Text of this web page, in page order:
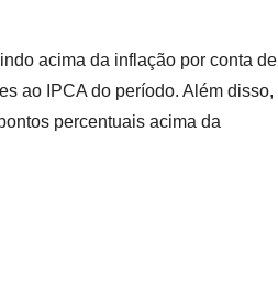
acima da inflação por conta de
ao IPCA do período. Além disso,
percentuais acima da